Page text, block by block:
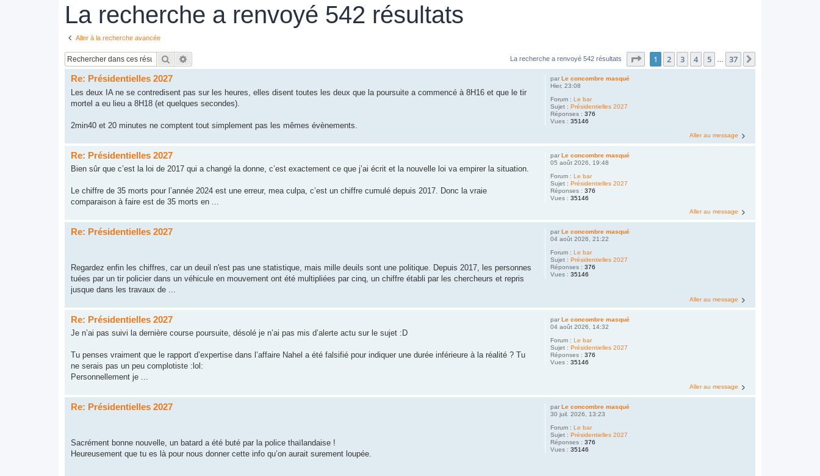
La recherche a renvoyé 542 résultats
Aller à la recherche avancée
Rechercher La recherche a renvoyé 542 résultats Page sur37
1 2 3 4 5 37
parLe concombre masqué
Hier, 23:08
Forum :Le bar
Sujet :Présidentielles 2027
Réponses :376
Vues :35146
Re: Présidentielles 2027
Les deux IA ne se contredisent pas sur les heures, elles disent toutes les deux que la poursuite a commencé à 8H16 et que le tir
mortel a eu lieu a 8H18 (et quelques secondes).
2min40 et 20 minutes ne comptent tout simplement pas les mêmes évènements.
Aller au message
parLe concombre masqué
05 août 2026, 19:48
Forum :Le bar
Sujet :Présidentielles 2027
Réponses :376
Vues :35146
Re: Présidentielles 2027
Bien sûr que c’est la loi de 2017 qui a changé la donne, c’est exactement ce que j’ai écrit et la nouvelle loi va empirer la situation.
Le chiffre de 35 morts pour l’année 2024 est une erreur, mea culpa, c’est un chiffre cumulé depuis 2017. Donc la vraie
comparaison à faire est de 35 morts en ...
Aller au message
parLe concombre masqué
04 août 2026, 21:22
Forum :Le bar
Sujet :Présidentielles 2027
Réponses :376
Vues :35146
Re: Présidentielles 2027
Regardez enfin les chiffres, car un deuil n'est pas une statistique, mais mille deuils sont une politique. Depuis 2017, les personnes
tuées par un tir policier dans un véhicule en mouvement ont été multipliées par cinq, un chiffre établi par les chercheurs et repris
jusque dans les travaux de ...
Aller au message
parLe concombre masqué
04 août 2026, 14:32
Forum :Le bar
Sujet :Présidentielles 2027
Réponses :376
Vues :35146
Re: Présidentielles 2027
Je n’ai pas suivi la dernière course poursuite, désolé je n’ai pas mis d’alerte actu sur le sujet :D
Tu penses vraiment que le rapport d’expertise dans l’affaire Nahel a été falsifié pour indiquer une durée inférieure à la réalité ? Tu
ne serais pas un peu complotiste :lol:
Personnellement je ...
Aller au message
parLe concombre masqué
30 juil. 2026, 13:23
Forum :Le bar
Sujet :Présidentielles 2027
Réponses :376
Vues :35146
Re: Présidentielles 2027
Sacrément bonne nouvelle, un batard a été buté par la police thaïlandaise !
Heureusement que tu es là pour nous donner cette info qu’on aurait surement loupée.